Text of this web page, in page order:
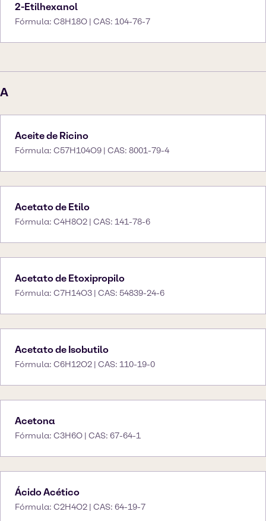
2-Etilhexanol
Fórmula: C8H18O | CAS: 104-76-7
A
Aceite de Ricino
Fórmula: C57H104O9 | CAS: 8001-79-4
Acetato de Etilo
Fórmula: C4H8O2 | CAS: 141-78-6
Acetato de Etoxipropilo
Fórmula: C7H14O3 | CAS: 54839-24-6
Acetato de Isobutilo
Fórmula: C6H12O2 | CAS: 110-19-0
Acetona
Fórmula: C3H6O | CAS: 67-64-1
Ácido Acético
Fórmula: C2H4O2 | CAS: 64-19-7